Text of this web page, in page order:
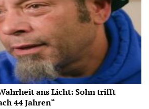
ans Licht: Sohn trifft
44 Jahren“